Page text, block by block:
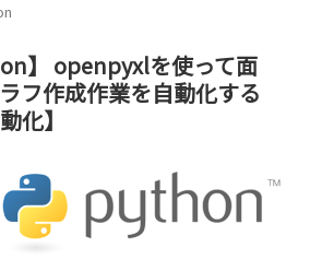
】 openpyxlを使って面
フ作成作業を自動化する
化】